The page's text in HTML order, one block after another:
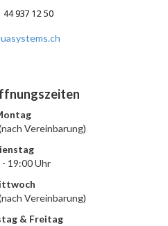
44 937 12 50
Vereinbarung)
- 19:00 Uhr
Vereinbarung)
& Freitag